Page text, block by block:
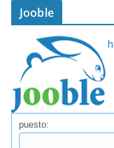
Jooble
puesto: